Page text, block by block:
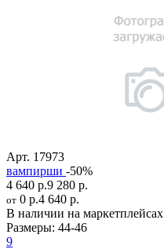
Арт. 17973
вампирши -50%
4 640 р.9 280 р.
от 0 р.4 640 р.
В наличии на маркетплейсах
Размеры: 44-46
9